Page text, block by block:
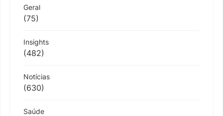
Geral
(75)
Insights
(482)
Notícias
(630)
Saúde